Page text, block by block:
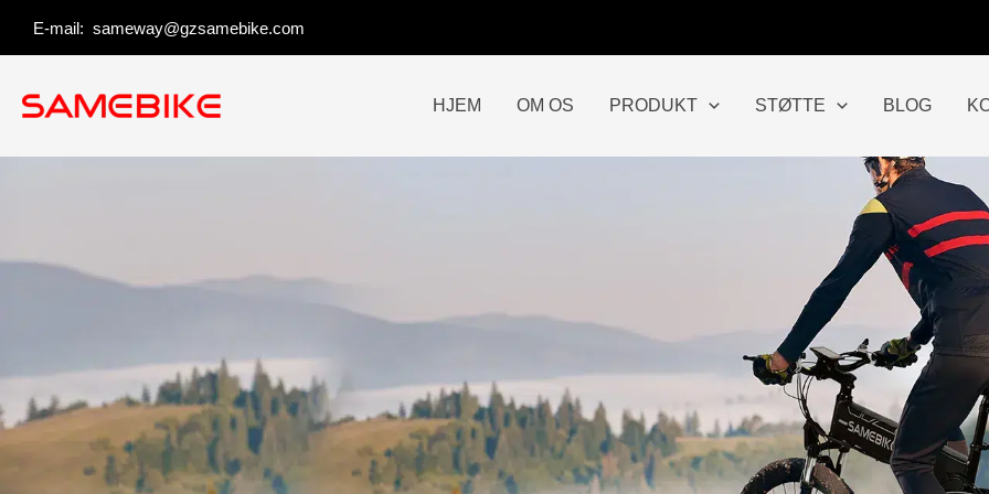
E-mail: sameway@gzsamebike.com
HJEM OM OS PRODUKT STØTTE BLOG